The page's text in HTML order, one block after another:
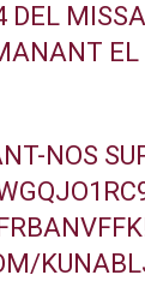
DEL
EL
NOS